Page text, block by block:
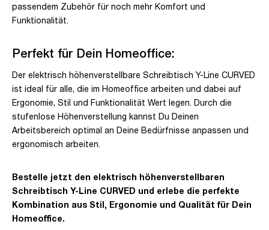
passendem Zubehör für noch mehr Komfort und
Funktionalität.
Perfekt für Dein Homeoffice:
Der elektrisch höhenverstellbare Schreibtisch Y-Line CURVED
ist ideal für alle, die im Homeoffice arbeiten und dabei auf
Ergonomie, Stil und Funktionalität Wert legen. Durch die
stufenlose Höhenverstellung kannst Du Deinen
Arbeitsbereich optimal an Deine Bedürfnisse anpassen und
ergonomisch arbeiten.
Bestelle jetzt den elektrisch höhenverstellbaren
Schreibtisch Y-Line CURVED und erlebe die perfekte
Kombination aus Stil, Ergonomie und Qualität für Dein
Homeoffice.